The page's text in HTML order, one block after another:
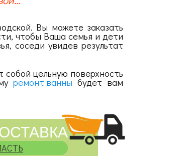
Вы можете заказать
чтобы Ваша семья и дети
соседи увидев результат
собой цельную поверхность
ремонт ванны будет вам